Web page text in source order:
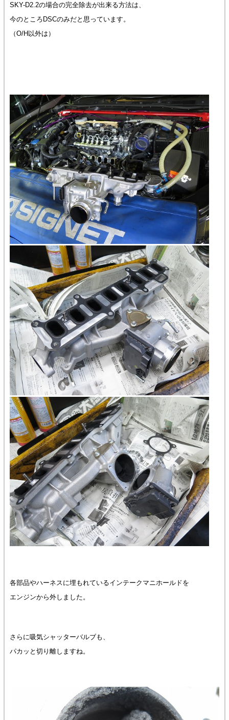
SKY-D2.2の場合の完全除去が出来る方法は、
今のところDSCのみだと思っています。
（O/H以外は）
各部品やハーネスに埋もれているインテークマニホールドを
エンジンから外しました。
さらに吸気シャッターバルブも、
パカッと切り離しますね。